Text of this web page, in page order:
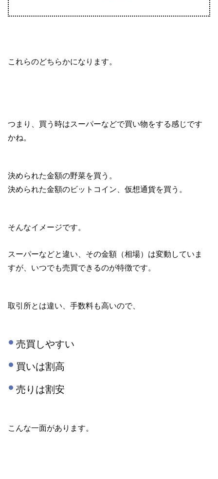
これらのどちらかになります。
つまり、買う時はスーパーなどで買い物をする感じです
かね。
決められた金額の野菜を買う。
決められた金額のビットコイン、仮想通貨を買う。
そんなイメージです。
スーパーなどと違い、その金額（相場）は変動していま
すが、いつでも売買できるのが特徴です。
取引所とは違い、手数料も高いので、
売買しやすい
買いは割高
売りは割安
こんな一面があります。